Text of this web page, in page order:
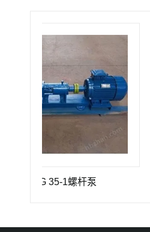
G 35-1螺杆泵